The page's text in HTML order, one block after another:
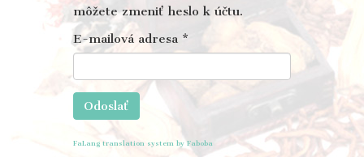
môžete zmeniť heslo k účtu.
E-mailová adresa *
Odoslať
FaLang translation system by Faboba